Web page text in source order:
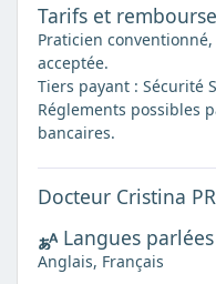
Tarifs et
Praticien
acceptée.
Tiers payant : Sécurité
Réglements possibles
bancaires.
Docteur Cristina
Langues parlées
Anglais, Français